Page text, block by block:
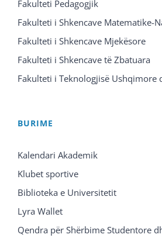
Fakulteti Pedagogjik
Fakulteti i Shkencave Matematike-
Fakulteti i Shkencave Mjekësore
Fakulteti i Shkencave të Zbatuara
Fakulteti i Teknologjisë Ushqimore
BURIME
Kalendari Akademik
Klubet sportive
Biblioteka e Universitetit
Lyra Wallet
Qendra për Shërbime Studentore